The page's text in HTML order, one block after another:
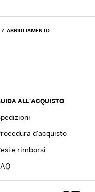
ABBIGLIAMENTO
ALL'ACQUISTO
d'acquisto
e rimborsi